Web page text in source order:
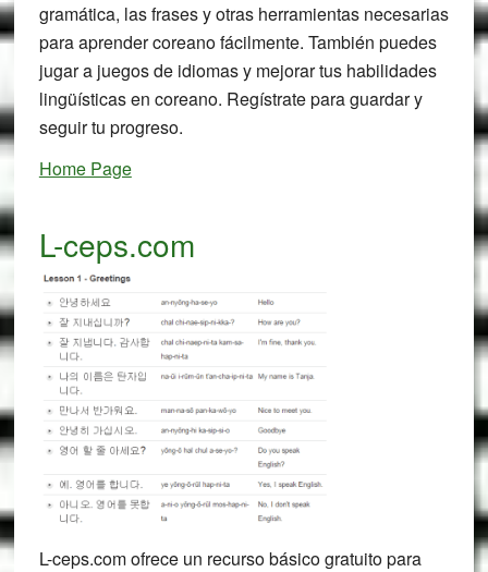
gramática, las frases y otras herramientas necesarias
para aprender coreano fácilmente. También puedes
jugar a juegos de idiomas y mejorar tus habilidades
lingüísticas en coreano. Regístrate para guardar y
seguir tu progreso.
Home Page
L-ceps.com
L-ceps.com ofrece un recurso básico gratuito para